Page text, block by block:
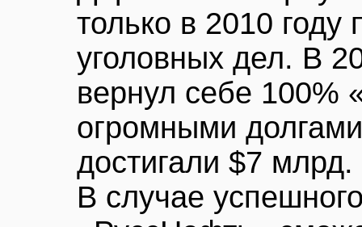
только в 2010
уголовных дел. В
вернул себе 100%
огромными
достигали $7 млрд.
В случае